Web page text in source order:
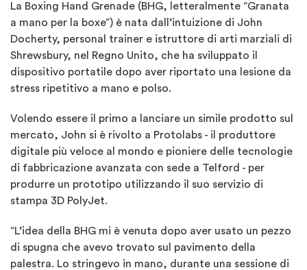
La Boxing Hand Grenade (BHG, letteralmente “Granata
a mano per la boxe”) è nata dall’intuizione di John
Docherty, personal trainer e istruttore di arti marziali di
Shrewsbury, nel Regno Unito, che ha sviluppato il
dispositivo portatile dopo aver riportato una lesione da
stress ripetitivo a mano e polso.
Volendo essere il primo a lanciare un simile prodotto sul
mercato, John si è rivolto a Protolabs - il produttore
digitale più veloce al mondo e pioniere delle tecnologie
di fabbricazione avanzata con sede a Telford - per
produrre un prototipo utilizzando il suo servizio di
stampa 3D PolyJet.
“L’idea della BHG mi è venuta dopo aver usato un pezzo
di spugna che avevo trovato sul pavimento della
palestra. Lo stringevo in mano, durante una sessione di